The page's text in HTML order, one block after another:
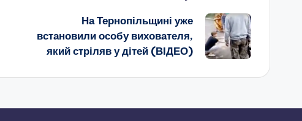
На Тернопільщині уже
встановили особу вихователя,
який стріляв у дітей (ВІДЕО)